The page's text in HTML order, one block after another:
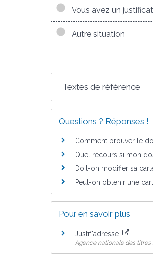
Vous avez un
Autre situation
Textes de référence
Questions ? Réponses !
Comment prouver le
Quel recours si mon
Doit-on modifier sa
Peut-on obtenir une
Pour en savoir plus
Justif'adresse
Agence nationale des titres